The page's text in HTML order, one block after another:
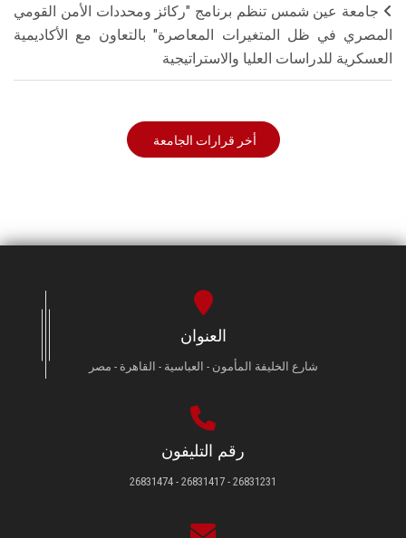
جامعة عين شمس تنظم برنامج "ركائز ومحددات الأمن القومي
المصري في ظل المتغيرات المعاصرة" بالتعاون مع الأكاديمية
العسكرية للدراسات العليا والاستراتيجية
أخر قرارات الجامعة
العنوان
شارع الخليفة المأمون - العباسية - القاهرة - مصر
رقم التليفون
26831231 - 26831417 - 26831474